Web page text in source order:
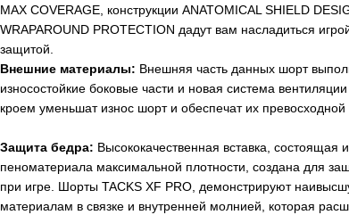
MAX COVERAGE, конструкции ANATOMICAL SHIELD
WRAPAROUND PROTECTION дадут вам насладиться
защитой.
Внешние материалы: Внешняя часть данных шорт
износостойкие боковые части и новая система
кроем уменьшат износ шорт и обеспечат их
Защита бедра: Высококачественная вставка, состоящая
пеноматериала максимальной плотности, создана для
при игре. Шорты TACKS XF PRO, демонстрируют
материалам в связке и внутренней молнией, которая